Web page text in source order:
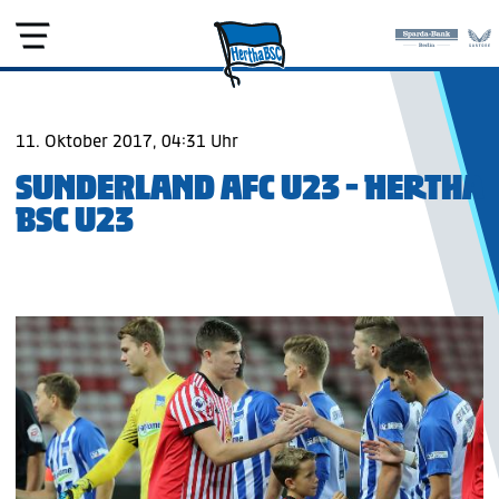
11. Oktober 2017, 04:31 Uhr
SUNDERLAND AFC U23 - HERTHA
BSC U23